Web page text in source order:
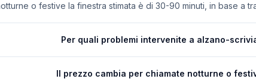
o festive la finestra stimata è di 30-90 minuti, in base a
Per quali problemi intervenite a alzano-
Il prezzo cambia per chiamate notturne o